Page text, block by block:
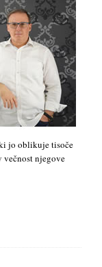
jo oblikuje tisoče
njegove